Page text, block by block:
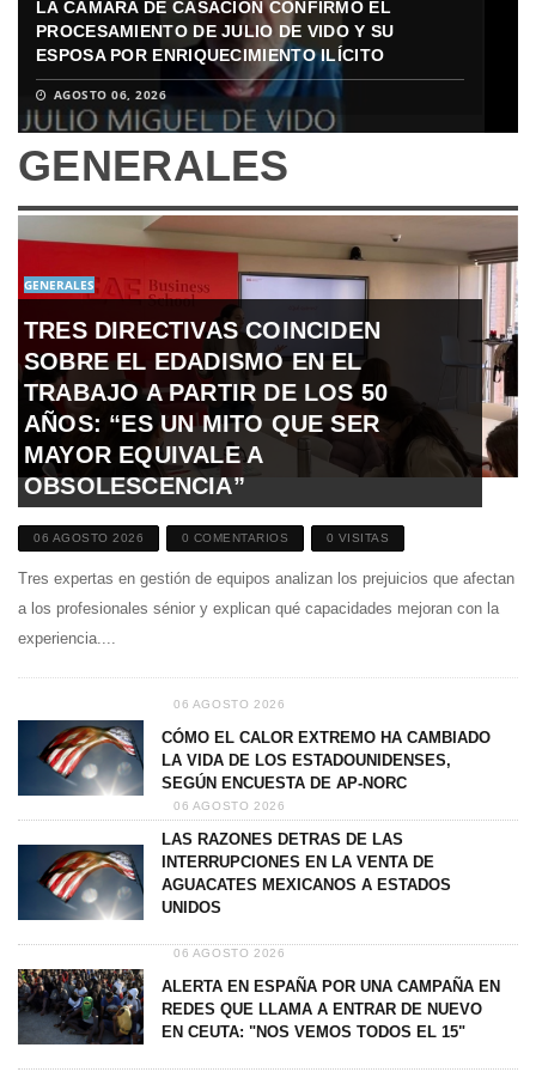
AAPRESID 2026: CÓMO ES EL FINANCIAMIENTO
PARA LA COSECHA CON TASAS DESDE 0% EN
PESOS Y DÓLARES
AGOSTO 06, 2026
LA CÁMARA DE CASACIÓN CONFIRMÓ EL
PROCESAMIENTO DE JULIO DE VIDO Y SU
ESPOSA POR ENRIQUECIMIENTO ILÍCITO
AGOSTO 06, 2026
AAPRESID 2026: CÓMO ES EL FINANCIAMIENTO
PARA LA COSECHA CON TASAS DESDE 0% EN
PESOS Y DÓLARES
AGOSTO 06, 2026
LA CÁMARA DE CASACIÓN CONFIRMÓ EL
PROCESAMIENTO DE JULIO DE VIDO Y SU
ESPOSA POR ENRIQUECIMIENTO ILÍCITO
AGOSTO 06, 2026
GENERALES
GENERALES
TRES DIRECTIVAS COINCIDEN
SOBRE EL EDADISMO EN EL
TRABAJO A PARTIR DE LOS 50
AÑOS: “ES UN MITO QUE SER
MAYOR EQUIVALE A
OBSOLESCENCIA”
06 AGOSTO 2026 0 COMENTARIOS 0 VISITAS
Tres expertas en gestión de equipos analizan los prejuicios que afectan
a los profesionales sénior y explican qué capacidades mejoran con la
experiencia....
06 AGOSTO 2026
CÓMO EL CALOR EXTREMO HA CAMBIADO
LA VIDA DE LOS ESTADOUNIDENSES,
SEGÚN ENCUESTA DE AP-NORC
06 AGOSTO 2026
LAS RAZONES DETRAS DE LAS
INTERRUPCIONES EN LA VENTA DE
AGUACATES MEXICANOS A ESTADOS
UNIDOS
06 AGOSTO 2026
ALERTA EN ESPAÑA POR UNA CAMPAÑA EN
REDES QUE LLAMA A ENTRAR DE NUEVO
EN CEUTA: "NOS VEMOS TODOS EL 15"